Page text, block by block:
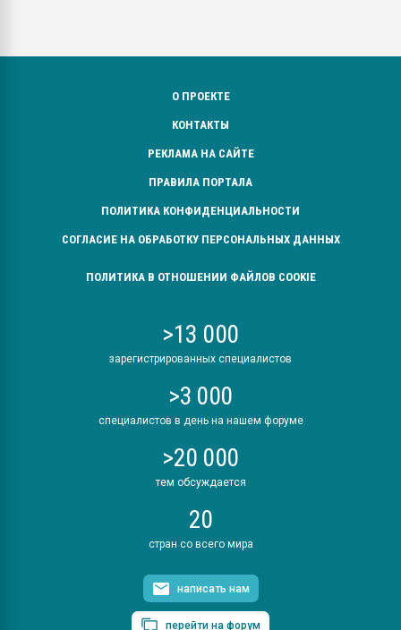
О ПРОЕКТЕ
КОНТАКТЫ
РЕКЛАМА НА САЙТЕ
ПРАВИЛА ПОРТАЛА
ПОЛИТИКА КОНФИДЕНЦИАЛЬНОСТИ
СОГЛАСИЕ НА ОБРАБОТКУ ПЕРСОНАЛЬНЫХ ДАННЫХ
ПОЛИТИКА В ОТНОШЕНИИ ФАЙЛОВ COOKIE
>13 000
зарегистрированных специалистов
>3 000
специалистов в день на нашем форуме
>20 000
тем обсуждается
20
стран со всего мира
написать нам
перейти на форум